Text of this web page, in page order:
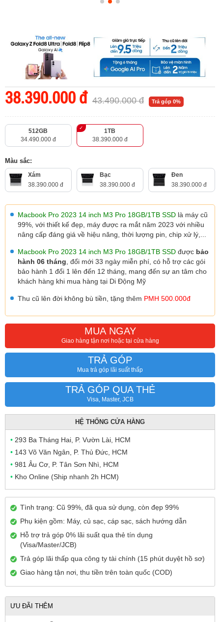
38.390.000 đ 43.490.000 đ Trả góp 0%
512GB
34.490.000 đ
1TB
38.390.000 đ
Màu sắc:
Xám
38.390.000 đ
Bạc
38.390.000 đ
Đen
38.390.000 đ
Macbook Pro 2023 14 inch M3 Pro 18GB/1TB SSD là máy cũ
99%, với thiết kế đẹp, máy được ra mắt năm 2023 với nhiều
nâng cấp đáng giá về hiệu năng, thời lượng pin, chip xử lý,...
Macbook Pro 2023 14 inch M3 Pro 18GB/1TB SSD được bảo
hành 06 tháng , đổi mới 33 ngày miễn phí, có hỗ trợ các gói
bảo hành 1 đổi 1 lên đến 12 tháng, mang đến sự an tâm cho
khách hàng khi mua hàng tại Di Động Mỹ
Thu cũ lên đời không bù tiền, tặng thêm PMH 500.000đ
MUA NGAY
Giao hàng tận nơi hoặc tại cửa hàng
TRẢ GÓP
Mua trả góp lãi suất thấp
TRẢ GÓP QUA THẺ
Visa, Master, JCB
HỆ THỐNG CỬA HÀNG
• 293 Ba Tháng Hai, P. Vườn Lài, HCM
• 143 Võ Văn Ngân, P. Thủ Đức, HCM
• 981 Âu Cơ, P. Tân Sơn Nhì, HCM
• Kho Online (Ship nhanh 2h HCM)
Tình trạng: Cũ 99%, đã qua sử dụng, còn đẹp 99%
Phụ kiện gồm: Máy, củ sạc, cáp sạc, sách hướng dẫn
Hỗ trợ trả góp 0% lãi suất qua thẻ tín dụng
(Visa/Master/JCB)
Trả góp lãi thấp qua công ty tài chính (15 phút duyệt hồ sơ)
Giao hàng tận nơi, thu tiền trên toàn quốc (COD)
ƯU ĐÃI THÊM